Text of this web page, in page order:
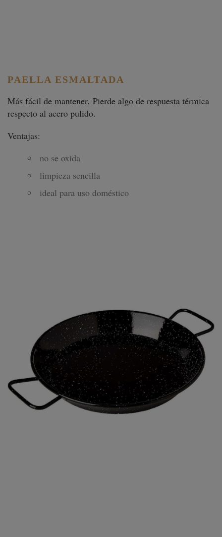
PAELLA ESMALTADA
Más fácil de mantener. Pierde algo de respuesta térmica
respecto al acero pulido.
Ventajas:
no se oxida
limpieza sencilla
ideal para uso doméstico